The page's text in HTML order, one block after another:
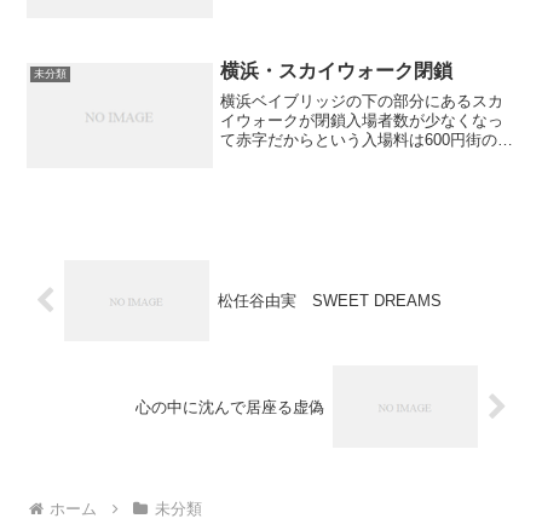
か？
未分類 横浜・スカイウォーク閉鎖
横浜ベイブリッジの下の部分にあるスカ
イウォークが閉鎖入場者数が少なくなっ
て赤字だからという入場料は600円街の活
松任谷由実 SWEET DREAMS
心の中に沈んで居座る虚偽
ホーム 未分類